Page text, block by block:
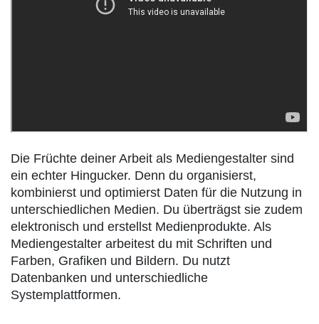
Die Früchte deiner Arbeit als Mediengestalter sind
ein echter Hingucker. Denn du organisierst,
kombinierst und optimierst Daten für die Nutzung in
unterschiedlichen Medien. Du überträgst sie zudem
elektronisch und erstellst Medienprodukte. Als
Mediengestalter arbeitest du mit Schriften und
Farben, Grafiken und Bildern. Du nutzt
Datenbanken und unterschiedliche
Systemplattformen.